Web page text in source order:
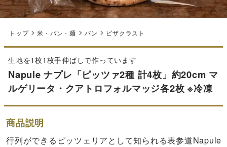
トップ 米・パン・麺 パン ピザクラスト
生地を1枚1枚手伸ばしで作っています
Napule ナプレ「ピッツァ2種 計4枚」約20cm マ
ルゲリータ・クアトロフォルマッジ各2枚 ※冷凍
商品説明
行列ができるピッツェリアとして知られる表参道Napule